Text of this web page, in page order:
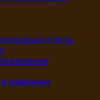
освіти
навчання